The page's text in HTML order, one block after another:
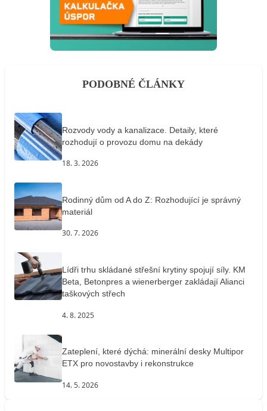
PODOBNÉ ČLÁNKY
Rozvody vody a kanalizace. Detaily, které
rozhodují o provozu domu na dekády
18. 3. 2026
Rodinný dům od A do Z: Rozhodující je správný
materiál
30. 7. 2026
Lídři trhu skládané střešní krytiny spojují síly. KM
Beta, Betonpres a wienerberger zakládají Alianci
taškových střech
4. 8. 2025
Zateplení, které dýchá: minerální desky Multipor
ETX pro novostavby i rekonstrukce
14. 5. 2026